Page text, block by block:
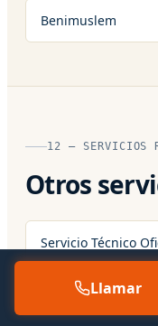
Benimuslem
12 — SERVICIOS
Otros
Servicio Técnico
Servicio Técnico 24
Llamar